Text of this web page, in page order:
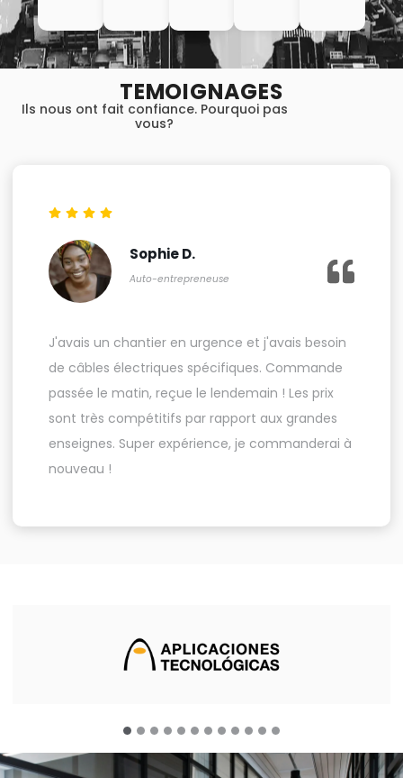
TEMOIGNAGES
Ils nous ont fait confiance. Pourquoi pas
vous?
Sophie D.
Auto-entrepreneuse
J'avais un chantier en urgence et j'avais besoin
de câbles électriques spécifiques. Commande
passée le matin, reçue le lendemain ! Les prix
sont très compétitifs par rapport aux grandes
enseignes. Super expérience, je commanderai à
nouveau !